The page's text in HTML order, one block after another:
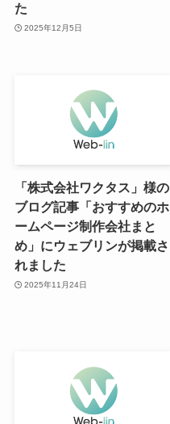
た
2025年12月5日
「株式会社ワクタス」様の
ブログ記事「おすすめのホ
ームページ制作会社まと
め」にウェブリンが掲載さ
れました
2025年11月24日